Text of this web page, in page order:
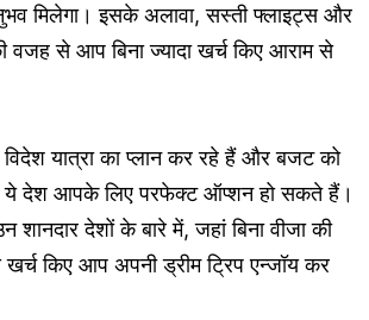
मिलेगा। इसके अलावा, सस्ती फ्लाइट्स और
वजह से आप बिना ज्यादा खर्च किए आराम से
यात्रा का प्लान कर रहे हैं और बजट को
ये देश आपके लिए परफेक्ट ऑप्शन हो सकते हैं।
शानदार देशों के बारे में, जहां बिना वीजा की
किए आप अपनी ड्रीम ट्रिप एन्जॉय कर